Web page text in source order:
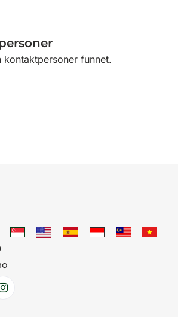
kontaktpersoner funnet.